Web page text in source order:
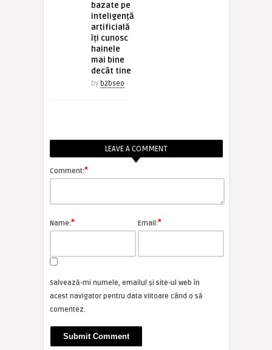
bazate pe
inteligență
artificială
îți cunosc
hainele
mai bine
decât tine
by b2bseo
LEAVE A COMMENT
Comment:*
Name:* Email:*
Salvează-mi numele, emailul și site-ul web în
acest navigator pentru data viitoare când o să
comentez.